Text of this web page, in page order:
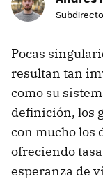
Pocas
resultan tan
como su
definición, los
con mucho los
ofreciendo
esperanza de